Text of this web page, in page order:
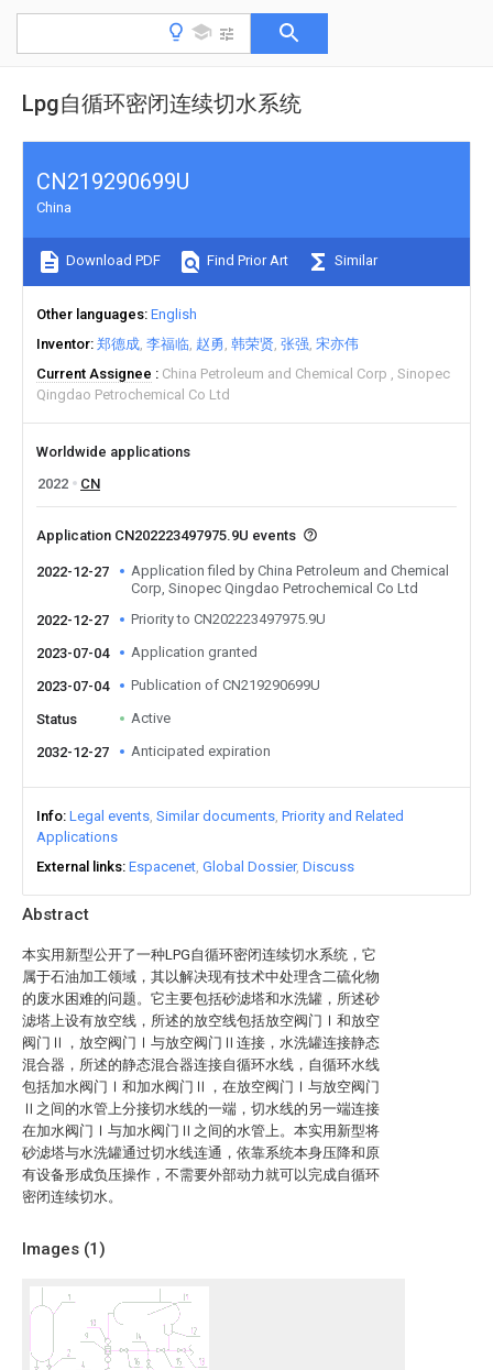
Lpg自循环密闭连续切水系统
Abstract
本实用新型公开了一种LPG自循环密闭连续切水系统，它
属于石油加工领域，其以解决现有技术中处理含二硫化物
的废水困难的问题。它主要包括砂滤塔和水洗罐，所述砂
滤塔上设有放空线，所述的放空线包括放空阀门Ⅰ和放空
阀门Ⅱ，放空阀门Ⅰ与放空阀门Ⅱ连接，水洗罐连接静态
混合器，所述的静态混合器连接自循环水线，自循环水线
包括加水阀门Ⅰ和加水阀门Ⅱ，在放空阀门Ⅰ与放空阀门
Ⅱ之间的水管上分接切水线的一端，切水线的另一端连接
在加水阀门Ⅰ与加水阀门Ⅱ之间的水管上。本实用新型将
砂滤塔与水洗罐通过切水线连通，依靠系统本身压降和原
有设备形成负压操作，不需要外部动力就可以完成自循环
密闭连续切水。
Images (1)
CN219290699U
China
Download PDF Find Prior Art Similar
Other languages English
Inventor 郑德成 李福临 赵勇 韩荣贤 张强 宋亦伟
Current Assignee
China Petroleum and Chemical Corp
Sinopec
Qingdao Petrochemical Co Ltd
Worldwide applications
2022
CN
Application CN202223497975.9U events
2022-12-27
Application filed by China Petroleum and Chemical
Corp, Sinopec Qingdao Petrochemical Co Ltd
2022-12-27
Priority to CN202223497975.9U
2023-07-04 Application granted
2023-07-04 Publication of CN219290699U
Status Active
2032-12-27 Anticipated expiration
Info Legal events Similar documents Priority and Related
Applications
External links Espacenet Global Dossier Discuss